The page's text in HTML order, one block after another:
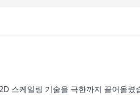
스케일링 기술을 극한까지 끌어올렸